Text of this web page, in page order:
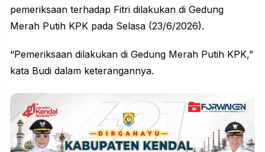
pemeriksaan terhadap Fitri dilakukan di Gedung
Merah Putih KPK pada Selasa (23/6/2026).
“Pemeriksaan dilakukan di Gedung Merah Putih KPK,”
kata Budi dalam keterangannya.